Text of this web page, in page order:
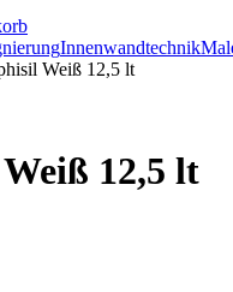
Innenwandtechnik
Weiß 12,5 lt
12,5 lt